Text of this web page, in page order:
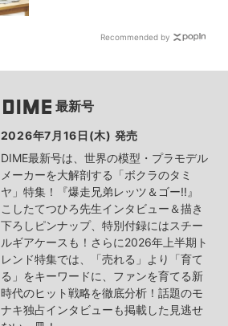
Recommended by
最新号
2026年7月16日(木) 発売
DIME最新号は、世界の模型・プラモデル
メーカーを大解剖する「ボクラのタミ
ヤ」特集！『爆走兄弟レッツ＆ゴー!!』
こしたてつひろ先生インタビュー＆描き
下ろしピンナップ、特別付録にはスチー
ルギアケースも！さらに2026年上半期ト
レンド特集では、「売れる」より「育て
る」をキーワードに、ファンを育てる新
時代のヒット戦略を徹底分析！話題のモ
ナキ独占インタビューも掲載した見逃せ